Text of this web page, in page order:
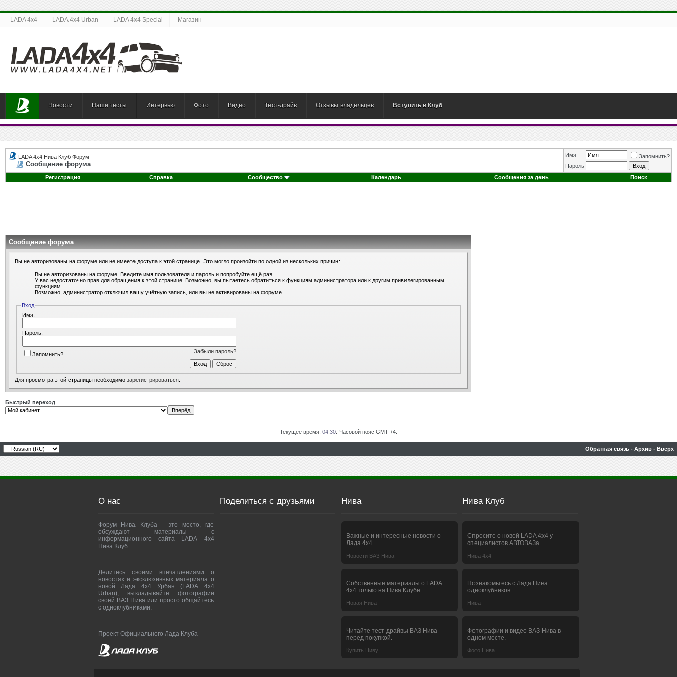
LADA 4x4 LADA 4x4 Urban LADA 4x4 Special Магазин
Новости Наши тесты Интервью Фото Видео Тест-драйв Отзывы владельцев Вступить в Клуб
LADA 4x4 Нива Клуб Форум
Сообщение форума
Имя
Запомнить?
Пароль
Регистрация
Справка Сообщество Календарь Сообщения за день Поиск
Сообщение форума
Вы не авторизованы на форуме или не имеете доступа к этой странице. Это могло произойти по одной из нескольких причин:
Вы не авторизованы на форуме. Введите имя пользователя и пароль и попробуйте ещё раз.
У вас недостаточно прав для обращения к этой странице. Возможно, вы пытаетесь обратиться к функциям администратора или к другим привилегированным
функциям.
Возможно, администратор отключил вашу учётную запись, или вы не активированы на форуме.
Вход
Имя:
Пароль:
Забыли пароль?
Запомнить?
Для просмотра этой страницы необходимо зарегистрироваться
Быстрый переход
Текущее время: 04:30 . Часовой пояс GMT +4.
Обратная связь - Архив - Вверх
О нас
Форум Нива Клуба - это место, где
обсуждают материалы с
информационного сайта LADA 4x4
Нива Клуб.
Делитесь своими впечатлениями о
новостях и эксклюзивных материала о
новой Лада 4х4 Урбан (LADA 4x4
Urban), выкладывайте фотографии
своей ВАЗ Нива или просто общайтесь
с одноклубниками.
Проект Официального Лада Клуба
Поделиться с друзьями Нива
Важные и интересные новости о
Лада 4х4.
Новости ВАЗ Нива
Собственные материалы о LADA
4x4 только на Нива Клубе.
Новая Нива
Читайте тест-драйвы ВАЗ Нива
перед покупкой.
Купить Ниву
Нива Клуб
Спросите о новой LADA 4x4 у
специалистов АВТОВАЗа.
Нива 4х4
Познакомьтесь с Лада Нива
одноклубников.
Нива
Фотографии и видео ВАЗ Нива в
одном месте.
Фото Нива